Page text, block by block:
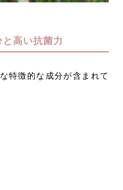
高い抗菌力
特徴的な成分が含まれて